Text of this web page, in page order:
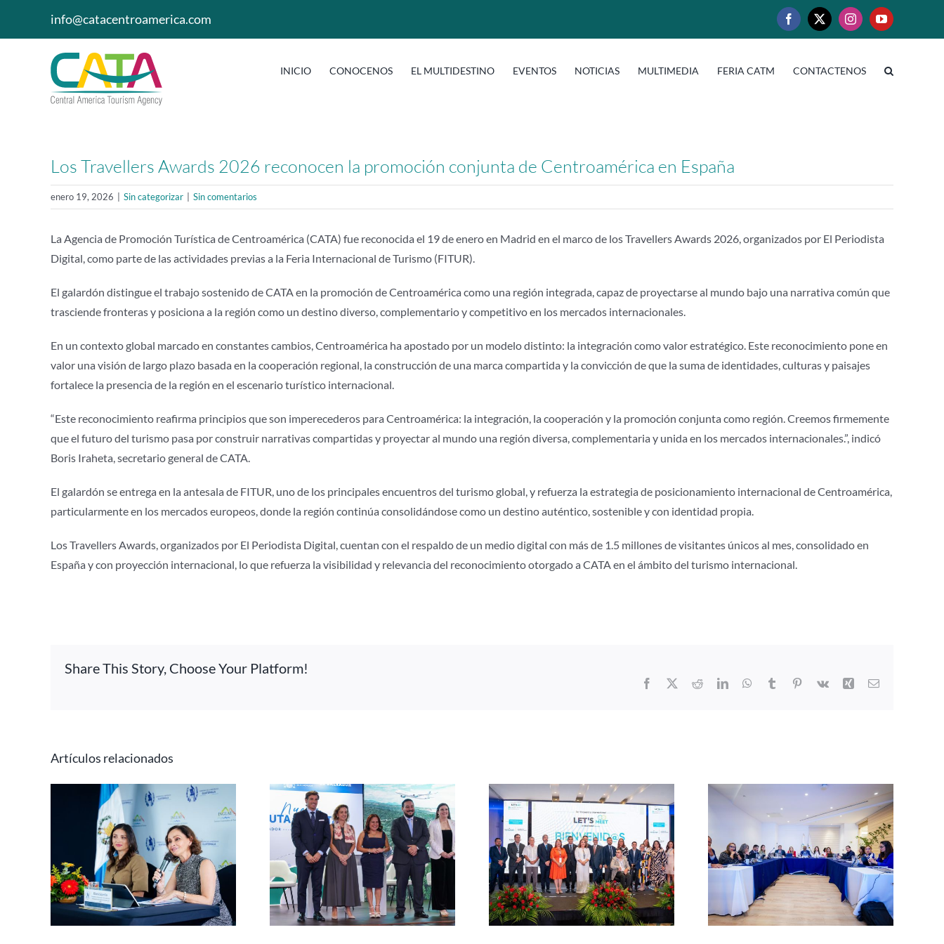
info@catacentroamerica.com Facebook
X InstagramYouTube
INICIO CONOCENOS EL MULTIDESTINO EVENTOS NOTICIAS MULTIMEDIA FERIA CATM CONTACTENOS
Los Travellers Awards 2026 reconocen la promoción conjunta de Centroamérica en España
enero 19, 2026 Sin categorizar Sin comentarios
La Agencia de Promoción Turística de Centroamérica (CATA) fue reconocida el 19 de enero en Madrid en el marco de los Travellers Awards 2026, organizados por El Periodista
Digital, como parte de las actividades previas a la Feria Internacional de Turismo (FITUR).
El galardón distingue el trabajo sostenido de CATA en la promoción de Centroamérica como una región integrada, capaz de proyectarse al mundo bajo una narrativa común que
trasciende fronteras y posiciona a la región como un destino diverso, complementario y competitivo en los mercados internacionales.
En un contexto global marcado en constantes cambios, Centroamérica ha apostado por un modelo distinto: la integración como valor estratégico. Este reconocimiento pone en
valor una visión de largo plazo basada en la cooperación regional, la construcción de una marca compartida y la convicción de que la suma de identidades, culturas y paisajes
fortalece la presencia de la región en el escenario turístico internacional.
“Este reconocimiento reafirma principios que son imperecederos para Centroamérica: la integración, la cooperación y la promoción conjunta como región. Creemos firmemente
que el futuro del turismo pasa por construir narrativas compartidas y proyectar al mundo una región diversa, complementaria y unida en los mercados internacionales.”, indicó
Boris Iraheta, secretario general de CATA.
El galardón se entrega en la antesala de FITUR, uno de los principales encuentros del turismo global, y refuerza la estrategia de posicionamiento internacional de Centroamérica,
particularmente en los mercados europeos, donde la región continúa consolidándose como un destino auténtico, sostenible y con identidad propia.
Los Travellers Awards, organizados por El Periodista Digital, cuentan con el respaldo de un medio digital con más de 1.5 millones de visitantes únicos al mes, consolidado en
España y con proyección internacional, lo que refuerza la visibilidad y relevancia del reconocimiento otorgado a CATA en el ámbito del turismo internacional.
Share This Story, Choose Your Platform!
Facebook RedditLinkedInWhatsApp
Tumblr Pinterest
Vk Xing Correo
Artículos relacionados
Iberojet conectará El
Salvador con Madrid y
Barcelona, diversificando
el acceso a
Centroamérica
Panamá busca liderar la
agenda latinoamericana
de inclusión y
accesibilidad desde la
industria de reuniones
CATA avanza en la
planificación de la
promoción turística
regional bajo la
Presidencia Pro Témpore
de República Dominicana
Guatemala se prepara
para recibir el Congreso
de Bodas LAT 2026